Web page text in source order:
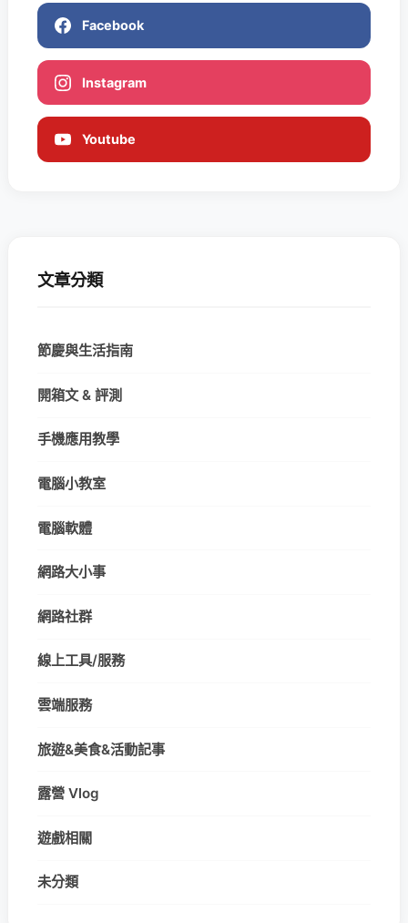
Facebook
Instagram
Youtube
文章分類
節慶與生活指南
開箱文 & 評測
手機應用教學
電腦小教室
電腦軟體
網路大小事
網路社群
線上工具/服務
雲端服務
旅遊&美食&活動記事
露營 Vlog
遊戲相關
未分類